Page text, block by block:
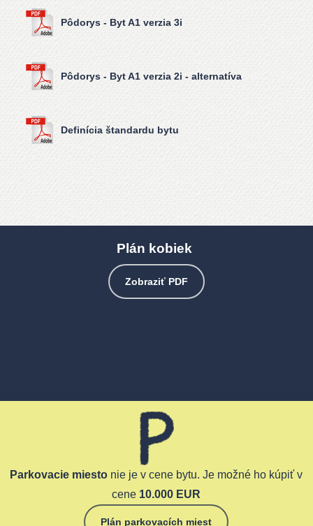
Pôdorys - Byt A1 verzia 3i
Pôdorys - Byt A1 verzia 2i - alternatíva
Definícia štandardu bytu
Plán kobiek
Zobraziť PDF
Parkovacie miesto nie je v cene bytu. Je možné ho kúpiť v
cene 10.000 EUR
Plán parkovacích miest